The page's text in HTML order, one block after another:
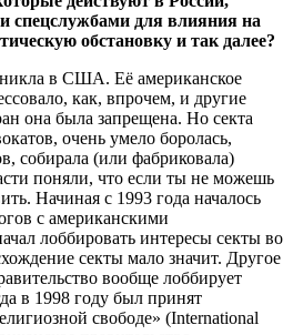
спецслужбами для влияния на
обстановку и так далее?
в США. Её американское
как, впрочем, и другие
она была запрещена. Но секта
очень умело боролась,
собирала (или фабриковала)
поняли, что если ты не можешь
Начиная с 1993 года началось
с американскими
лоббировать интересы секты во
секты мало значит. Другое
вообще лоббирует
в 1998 году был принят
свободе» (International